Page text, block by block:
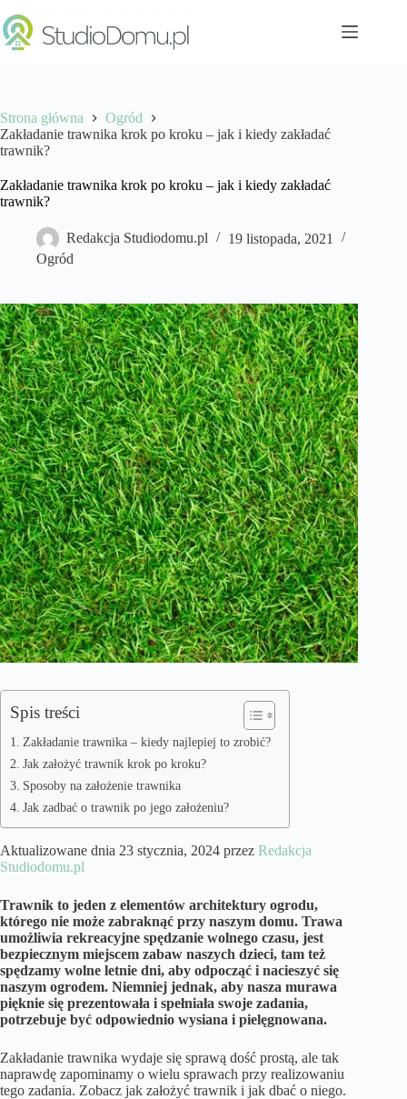
do
treści
Strona główna
Ogród
Zakładanie trawnika krok po kroku – jak i kiedy zakładać
trawnik?
Zakładanie trawnika krok po kroku – jak i kiedy zakładać
trawnik?
Redakcja Studiodomu.pl
19 listopada, 2021
Ogród
Spis treści
Zakładanie trawnika – kiedy najlepiej to zrobić?
Jak założyć trawnik krok po kroku?
Sposoby na założenie trawnika
Jak zadbać o trawnik po jego założeniu?
Aktualizowane dnia 23 stycznia, 2024 przez Redakcja
Studiodomu.pl
Trawnik to jeden z elementów architektury ogrodu,
którego nie może zabraknąć przy naszym domu. Trawa
umożliwia rekreacyjne spędzanie wolnego czasu, jest
bezpiecznym miejscem zabaw naszych dzieci, tam też
spędzamy wolne letnie dni, aby odpocząć i nacieszyć się
naszym ogrodem. Niemniej jednak, aby nasza murawa
pięknie się prezentowała i spełniała swoje zadania,
potrzebuje być odpowiednio wysiana i pielęgnowana.
Zakładanie trawnika wydaje się sprawą dość prostą, ale tak
naprawdę zapominamy o wielu sprawach przy realizowaniu
tego zadania. Zobacz jak założyć trawnik i jak dbać o niego.